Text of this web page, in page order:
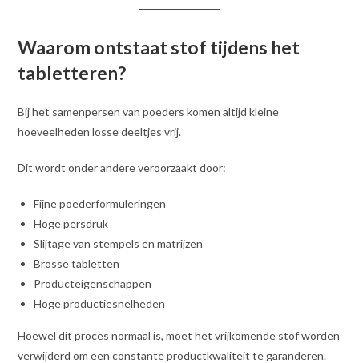
Waarom ontstaat stof tijdens het
tabletteren?
Bij het samenpersen van poeders komen altijd kleine
hoeveelheden losse deeltjes vrij.
Dit wordt onder andere veroorzaakt door:
Fijne poederformuleringen
Hoge persdruk
Slijtage van stempels en matrijzen
Brosse tabletten
Producteigenschappen
Hoge productiesnelheden
Hoewel dit proces normaal is, moet het vrijkomende stof worden
verwijderd om een constante productkwaliteit te garanderen.